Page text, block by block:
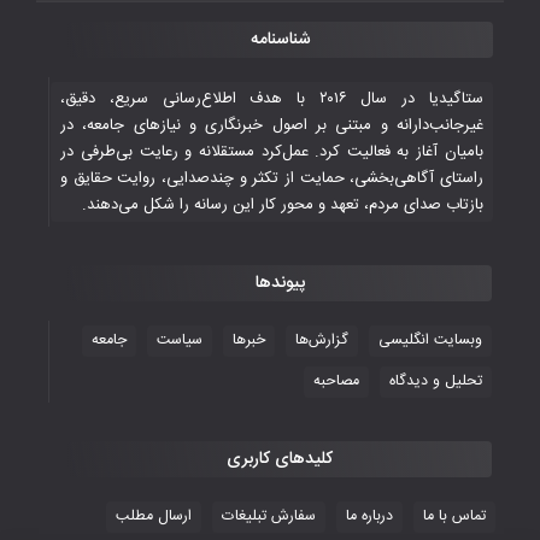
تاریخی ایران
جوانان فوتسالیست کشور با گلباران تایلند به
فینال رفتند
۲۸ October ۲۰۲۵
با شکست چین، فوتسال‌بازان جوان
۲۶ October ۲۰۲۵
شناسنامه
ستاگیدیا در سال ۲۰۱۶ با هدف اطلاع‌رسانی سریع، دقیق،
غیرجانب‌دارانه و مبتنی بر اصول خبرنگاری و نیازهای جامعه، در
بامیان آغاز به فعالیت کرد. عمل‌کرد مستقلانه و رعایت بی‌طرفی در
راستای آگاهی‌بخشی، حمایت از تکثر و چندصدایی، روایت حقایق و
بازتاب صدای مردم، تعهد و محور کار این رسانه را شکل می‌دهند.
پیوندها
وبسایت انگلیسی گزارش‌ها خبرها سیاست
جامعه
تحلیل و دیدگاه
مصاحبه
کلیدهای کاربری
تماس با ما درباره ما سفارش تبلیغات ارسال مطلب